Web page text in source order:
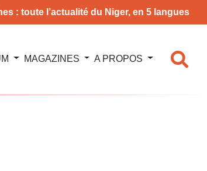
: toute l’actualité du Niger, en 5 langues
MAGAZINES A PROPOS